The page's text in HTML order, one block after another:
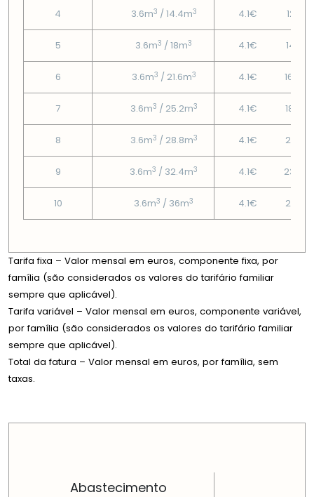
4 3.6m3 / 14.4m3 4.1€ 12.12€
5 3.6m3 / 18m3 4.1€ 14.12€
6 3.6m3 / 21.6m3 4.1€
7 3.6m3 / 25.2m3 4.1€ 18.95€
8 3.6m3 / 28.8m3 4.1€ 21.37€
9 3.6m3 / 32.4m3 4.1€
10 3.6m3 / 36m3 4.1€ 26.21€
Tarifa fixa – Valor mensal em euros, componente fixa, por
família (são considerados os valores do tarifário familiar
sempre que aplicável).
Tarifa variável – Valor mensal em euros, componente variável,
por família (são considerados os valores do tarifário familiar
sempre que aplicável).
Total da fatura – Valor mensal em euros, por família, sem
taxas.
Abastecimento